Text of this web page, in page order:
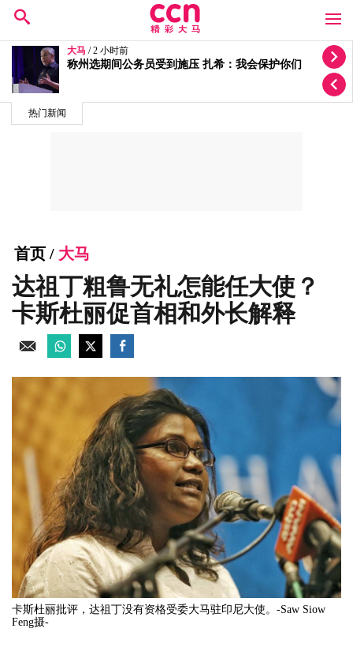
热门新闻
大马 / 4 小时前
甲州国阵将捍卫原有21席 扎希：不会让席给其他政党
首页 / 大马
达祖丁粗鲁无礼怎能任大使？
卡斯杜丽促首相和外长解释
卡斯杜丽批评，达祖丁没有资格受委大马驻印尼大使。-Saw Siow
Feng摄-